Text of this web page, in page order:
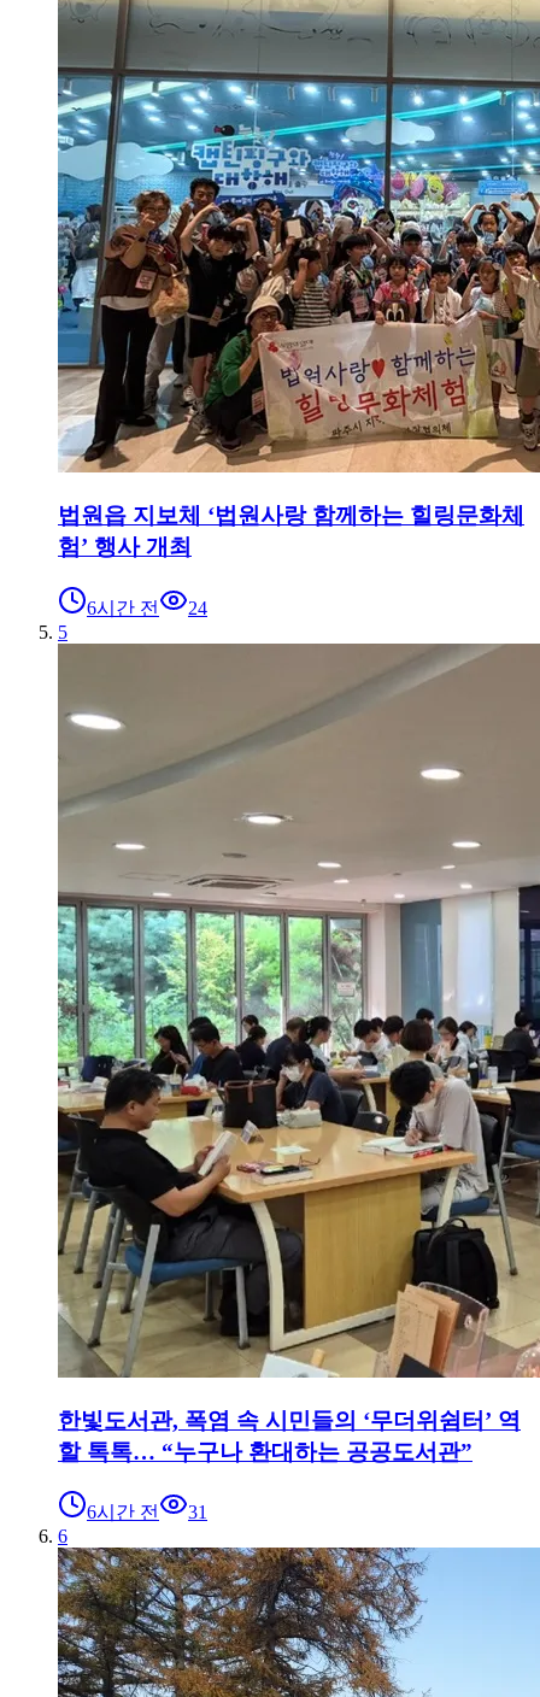
법원읍 지보체 ‘법원사랑 함께하는 힐링문화체
험’ 행사 개최
6시간 전
24
5
한빛도서관, 폭염 속 시민들의 ‘무더위쉼터’ 역
할 톡톡… “누구나 환대하는 공공도서관”
6시간 전
31
6